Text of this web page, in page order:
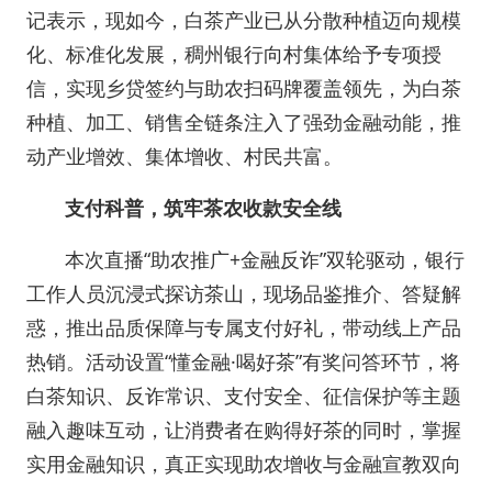
记表示，现如今，白茶产业已从分散种植迈向规模
化、标准化发展，稠州银行向村集体给予专项授
信，实现乡贷签约与助农扫码牌覆盖领先，为白茶
种植、加工、销售全链条注入了强劲金融动能，推
动产业增效、集体增收、村民共富。
支付科普，筑牢茶农收款安全线
本次直播“助农推广+金融反诈”双轮驱动，银行
工作人员沉浸式探访茶山，现场品鉴推介、答疑解
惑，推出品质保障与专属支付好礼，带动线上产品
热销。活动设置“懂金融·喝好茶”有奖问答环节，将
白茶知识、反诈常识、支付安全、征信保护等主题
融入趣味互动，让消费者在购得好茶的同时，掌握
实用金融知识，真正实现助农增收与金融宣教双向